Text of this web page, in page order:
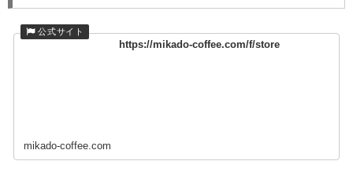
https://mikado-coffee.com/f/store
mikado-coffee.com